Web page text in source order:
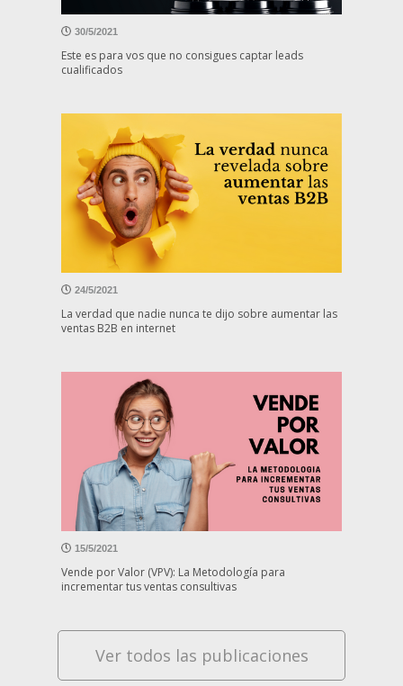
30/5/2021
Este es para vos que no consigues captar leads
cualificados
24/5/2021
La verdad que nadie nunca te dijo sobre aumentar las
ventas B2B en internet
15/5/2021
Vende por Valor (VPV): La Metodología para
incrementar tus ventas consultivas
Ver todos las publicaciones